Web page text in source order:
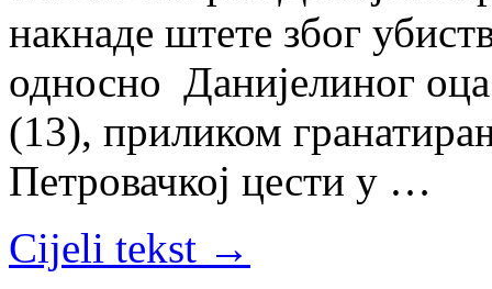
накнаде штете због
односно Данијелиног
(13), приликом
Петровачкој цести у …
Cijeli tekst →